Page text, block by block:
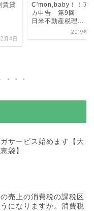
賃貸
月4日
C'mon,baby！！ア
カ申告 第9回
日米不動産税理...
2019年4
サービス始めます【大
袋】
売上の消費税の課税区
になりますか。消費税